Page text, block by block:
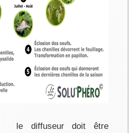
le diffuseur doit être